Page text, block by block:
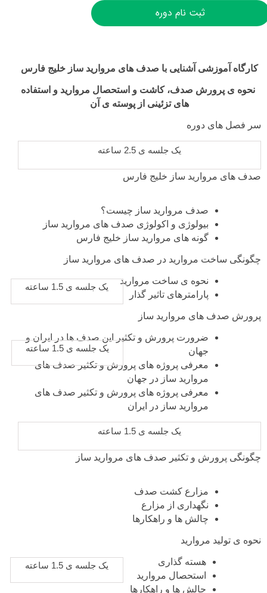
ثبت نام دوره
کارگاه آموزشی آشنایی با صدف های مروارید ساز خلیج فارس
نحوه ی پرورش صدف، کاشت و استحصال مروارید و استفاده
های تزئینی از پوسته ی آن
سر فصل های دوره
یک جلسه ی 2.5 ساعته
صدف های مروارید ساز خلیج فارس
صدف مروارید ساز چیست؟
بیولوژی و اکولوژی صدف های مروارید ساز
گونه های مروارید ساز خلیج فارس
چگونگی ساخت مروارید در صدف های مروارید ساز
یک جلسه ی 1.5 ساعته
نحوه ی ساخت مروارید
پارامترهای تاثیر گذار
پرورش صدف های مروارید ساز
یک جلسه ی 1.5 ساعته
ضرورت پرورش و تکثیر این صدف ها در ایران و
جهان
معرفی پروژه های پرورش و تکثیر صدف های
مروارید ساز در جهان
معرفی پروژه های پرورش و تکثیر صدف های
مروارید ساز در ایران
یک جلسه ی 1.5 ساعته
چگونگی پرورش و تکثیر صدف های مروارید ساز
مزارع کشت صدف
نگهداری از مزارع
چالش ها و راهکارها
نحوه ی تولید مروارید
یک جلسه ی 1.5 ساعته
هسته گذاری
استحصال مروارید
چالش ها و راهکارها